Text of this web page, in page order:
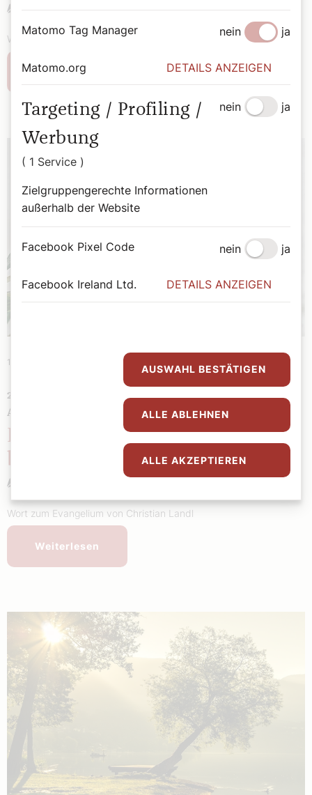
Christian Landl
Wort zum Evangelium von Christian Landl
Weiterlesen
14. August 2025
20. SONNTAG IM JAHRESKREIS, LESEJAHR C – 17.
AUGUST
Der Friede soll bei uns
Wort zum Evangelium von Christian Landl
Weiterlesen
Matomo Tag Manager nein ja
Matomo.org DETAILS ANZEIGEN
Targeting / Profiling /
Werbung
( 1 Service )
Zielgruppengerechte Informationen
außerhalb der Website
nein ja
Facebook Pixel Code nein ja
Facebook Ireland Ltd. DETAILS ANZEIGEN
AUSWAHL BESTÄTIGEN
ALLE ABLEHNEN
ALLE AKZEPTIEREN